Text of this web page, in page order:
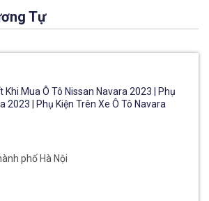
Tự
Khi Mua Ô Tô Nissan Navara 2023 | Phụ
2023 | Phụ Kiện Trên Xe Ô Tô Navara
phố Hà Nội